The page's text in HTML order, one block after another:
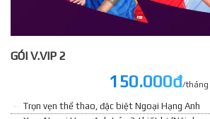
GÓI V.VIP 2
150.000đ/tháng
Trọn vẹn thể thao, đặc biệt Ngoại Hạng Anh